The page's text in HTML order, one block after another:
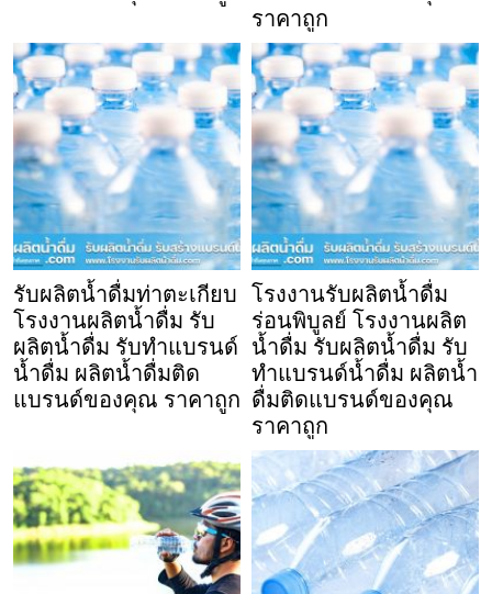
ราคาถูก
รับผลิตน้ำดื่มท่าตะเกียบ
โรงงานผลิตน้ำดื่ม รับ
ผลิตน้ำดื่ม รับทำแบรนด์
น้ำดื่ม ผลิตน้ำดื่มติด
แบรนด์ของคุณ ราคาถูก
โรงงานรับผลิตน้ำดื่ม
ร่อนพิบูลย์ โรงงานผลิต
น้ำดื่ม รับผลิตน้ำดื่ม รับ
ทำแบรนด์น้ำดื่ม ผลิตน้ำ
ดื่มติดแบรนด์ของคุณ
ราคาถูก